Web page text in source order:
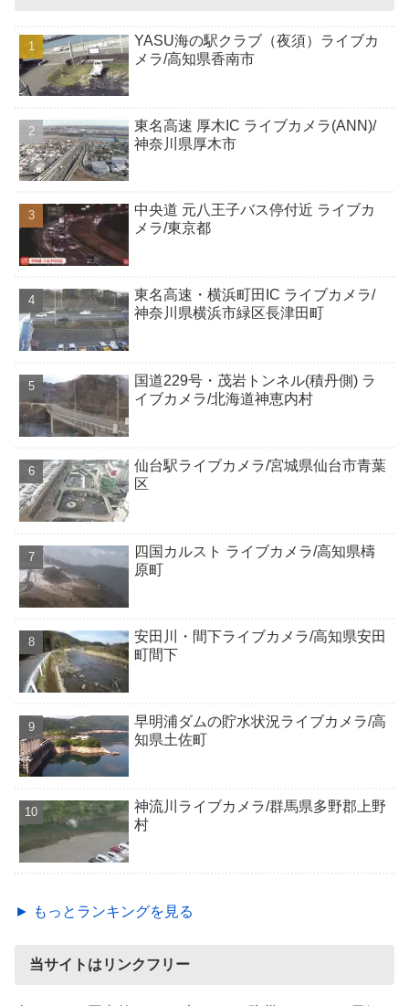
YASU海の駅クラブ（夜須）ライブカ
メラ/高知県香南市
東名高速 厚木IC ライブカメラ(ANN)/
神奈川県厚木市
中央道 元八王子バス停付近 ライブカ
メラ/東京都
東名高速・横浜町田IC ライブカメラ/
神奈川県横浜市緑区長津田町
国道229号・茂岩トンネル(積丹側) ラ
イブカメラ/北海道神恵内村
仙台駅ライブカメラ/宮城県仙台市青葉
区
四国カルスト ライブカメラ/高知県檮
原町
安田川・間下ライブカメラ/高知県安田
町間下
早明浦ダムの貯水状況ライブカメラ/高
知県土佐町
神流川ライブカメラ/群馬県多野郡上野
村
► もっとランキングを見る
当サイトはリンクフリー